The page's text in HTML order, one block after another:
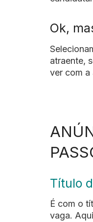
Ok,
atraente,
ver com a
Título
É com o
vaga.